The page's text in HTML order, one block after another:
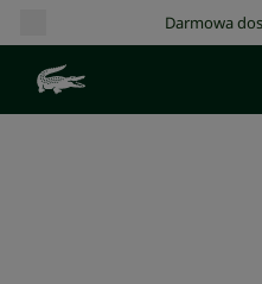
Darmowa